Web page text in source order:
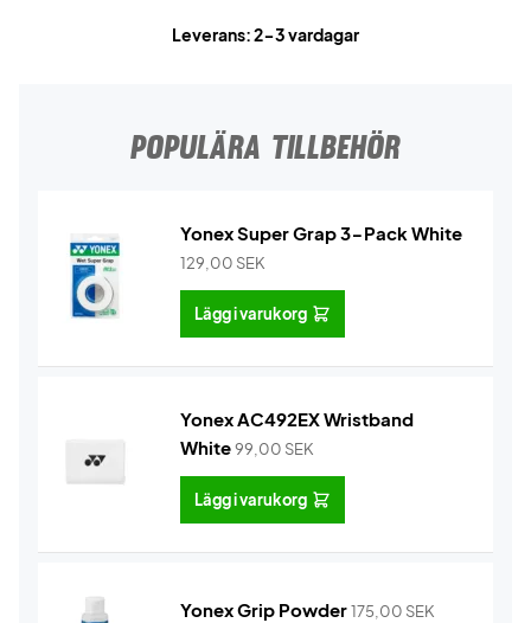
Leverans: 2-3 vardagar
POPULÄRA TILLBEHÖR
Yonex Super Grap 3-Pack White
129,00 SEK
Lägg i varukorg
Yonex AC492EX Wristband
White99,00 SEK
Lägg i varukorg
Yonex Grip Powder175,00 SEK